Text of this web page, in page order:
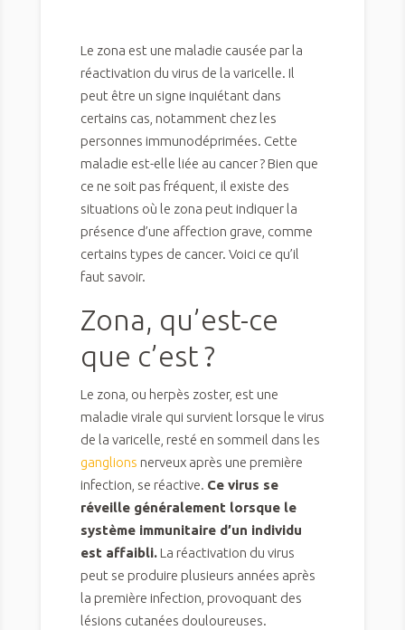
Le zona est une maladie causée par la
réactivation du virus de la varicelle. Il
peut être un signe inquiétant dans
certains cas, notamment chez les
personnes immunodéprimées. Cette
maladie est-elle liée au cancer ? Bien que
ce ne soit pas fréquent, il existe des
situations où le zona peut indiquer la
présence d’une affection grave, comme
certains types de cancer. Voici ce qu’il
faut savoir.
Zona, qu’est-ce
que c’est ?
Le zona, ou herpès zoster, est une
maladie virale qui survient lorsque le virus
de la varicelle, resté en sommeil dans les
ganglions nerveux après une première
infection, se réactive. Ce virus se
réveille généralement lorsque le
système immunitaire d’un individu
est affaibli.La réactivation du virus
peut se produire plusieurs années après
la première infection, provoquant des
lésions cutanées douloureuses.